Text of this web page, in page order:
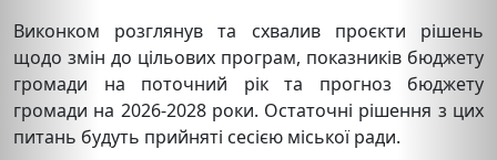
Виконком розглянув та схвалив проєкти рішень
щодо змін до цільових програм, показників бюджету
громади на поточний рік та прогноз бюджету
громади на 2026-2028 роки. Остаточні рішення з цих
питань будуть прийняті сесією міської ради.